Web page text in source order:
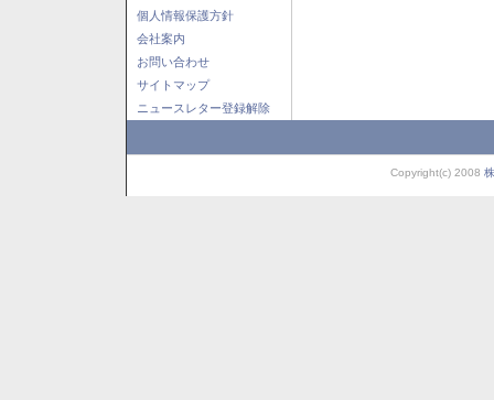
個人情報保護方針
会社案内
お問い合わせ
サイトマップ
ニュースレター登録解除
Copyright(c) 2008